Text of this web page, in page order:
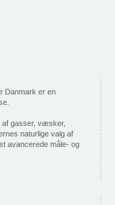
Danmark er en
af gasser, væsker,
naturlige valg af
avancerede måle- og